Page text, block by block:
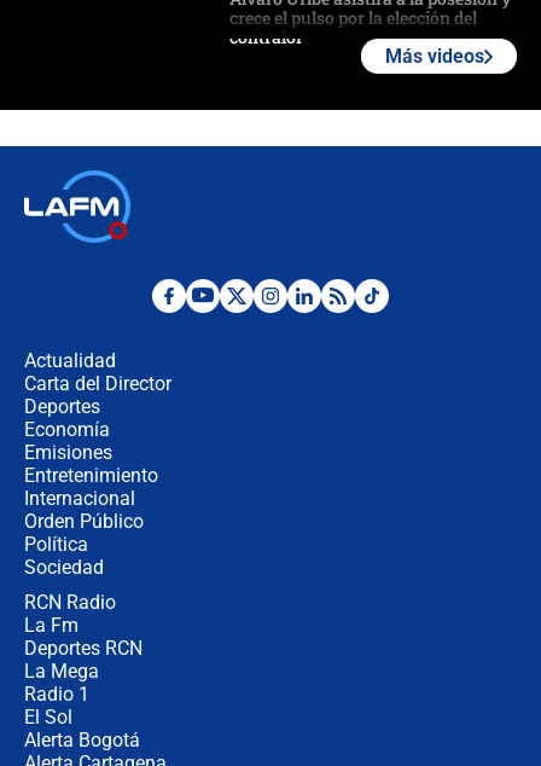
crece el pulso por la elección del
contralor
Estratega de Abelardo de la Espriella
Más videos
Actualidad
Carta del Director
Deportes
Economía
Emisiones
Entretenimiento
Internacional
Orden Público
Política
Sociedad
RCN Radio
La Fm
Deportes RCN
La Mega
Radio 1
El Sol
Alerta Bogotá